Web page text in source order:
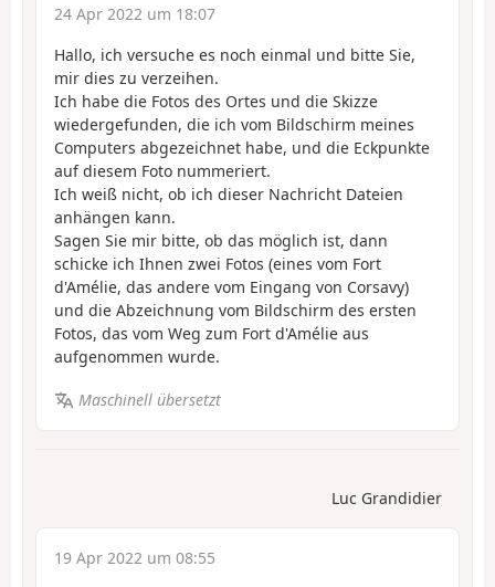
24 Apr 2022 um 18:07
Hallo, ich versuche es noch einmal und bitte Sie,
mir dies zu verzeihen.
Ich habe die Fotos des Ortes und die Skizze
wiedergefunden, die ich vom Bildschirm meines
Computers abgezeichnet habe, und die Eckpunkte
auf diesem Foto nummeriert.
Ich weiß nicht, ob ich dieser Nachricht Dateien
anhängen kann.
Sagen Sie mir bitte, ob das möglich ist, dann
schicke ich Ihnen zwei Fotos (eines vom Fort
d'Amélie, das andere vom Eingang von Corsavy)
und die Abzeichnung vom Bildschirm des ersten
Fotos, das vom Weg zum Fort d'Amélie aus
aufgenommen wurde.
Maschinell übersetzt
Luc Grandidier
19 Apr 2022 um 08:55